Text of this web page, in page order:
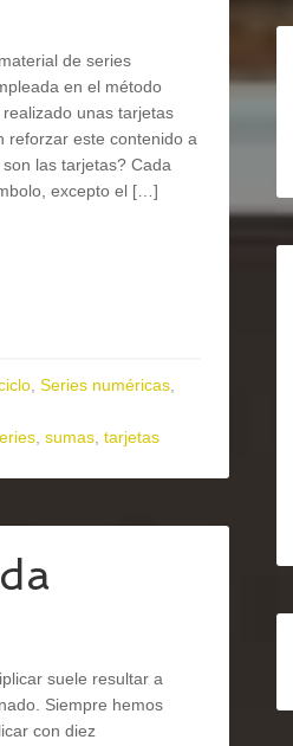
de series
en el método
unas tarjetas
reforzar este contenido a
las tarjetas? Cada
excepto el […]
Series numéricas
sumas tarjetas
suele resultar a
Siempre hemos
con diez